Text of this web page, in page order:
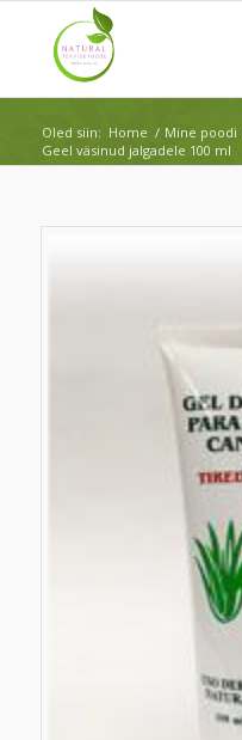
Oled siin: Home / Mine poodi
Geel väsinud jalgadele 100 ml